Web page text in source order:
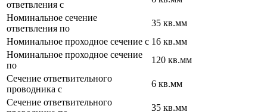
ответвления с
Номинальное сечение
ответвления по
35 кв.мм
Номинальное проходное сечение с 16 кв.мм
Номинальное проходное сечение
по
120 кв.мм
Сечение ответвительного
проводника с
6 кв.мм
Сечение ответвительного
35 кв.мм